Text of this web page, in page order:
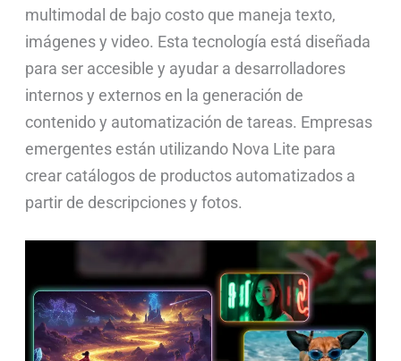
multimodal de bajo costo que maneja texto,
imágenes y video. Esta tecnología está diseñada
para ser accesible y ayudar a desarrolladores
internos y externos en la generación de
contenido y automatización de tareas. Empresas
emergentes están utilizando Nova Lite para
crear catálogos de productos automatizados a
partir de descripciones y fotos.